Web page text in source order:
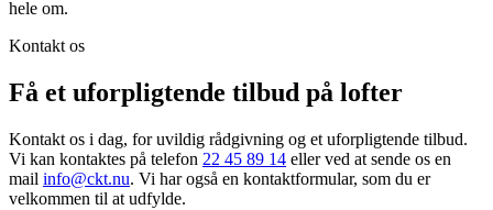
hele om.
Kontakt os
Få et uforpligtende tilbud på lofter
Kontakt os i dag, for uvildig rådgivning og et uforpligtende tilbud.
Vi kan kontaktes på telefon 22 45 89 14 eller ved at sende os en
mail info@ckt.nu. Vi har også en kontaktformular, som du er
velkommen til at udfylde.